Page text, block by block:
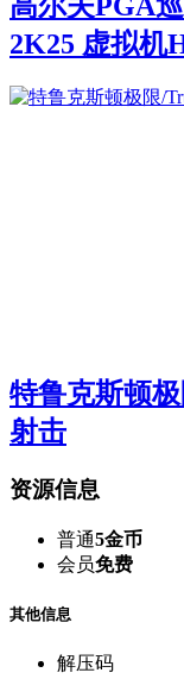
2K25 虚拟机
特鲁克斯顿
射击
资源信息
普通5金币
会员免费
其他信息
解压码